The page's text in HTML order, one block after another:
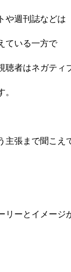
や週刊誌などは
ている一方で
聴者はネガティ
主張まで聞こえ
リーとイメージ